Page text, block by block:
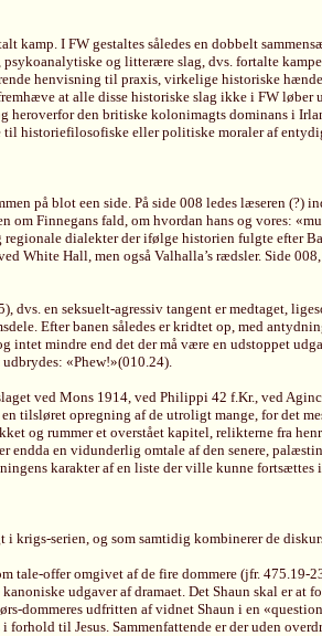
kamp. I FW gestaltes således en dobbelt
og litterære slag, dvs. fortalte
henvisning til praxis, virkelige historiske
at alle disse historiske slag ikke i FW
den britiske kolonimagts dominans i
historiefilosofiske eller politiske moraler af
på blot een side. På side 008 ledes læseren (?)
Finnegans fald, om hvordan hans og vores:
dialekter der ifølge historien fulgte efter
Hall, men også Valhalla’s rædsler. Side
en seksuelt-agressiv tangent er medtaget,
Efter banen således er kridtet op, med
mindre end det der må være en udstoppet
«Phew!»(010.24).
ved Mons 1914, ved Philippi 42 f.Kr., ved
opregning af de utroligt mange, for det
og rummer et overstået kapitel, relikterne fra
en vidunderlig omtale af den senere,
karakter af en liste der ville kunne fortsættes
krigs-serien, og som samtidig kombinerer de
offer omgivet af de fire dommere (jfr. 475.19-
udgaver af dramaet. Det Shaun skal er at
dommeres udfritten af vidnet Shaun i en
forhold til Jesus. Sammenfattende er der uden